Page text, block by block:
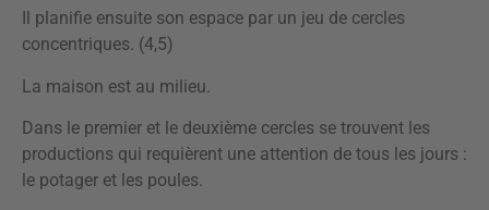
Il planifie ensuite son espace par un jeu de cercles
concentriques. (4,5)
La maison est au milieu.
Dans le premier et le deuxième cercles se trouvent les
productions qui requièrent une attention de tous les jours :
le potager et les poules.